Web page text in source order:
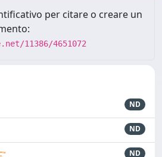
per citare o creare un
11386/4651072
ND
ND
ND